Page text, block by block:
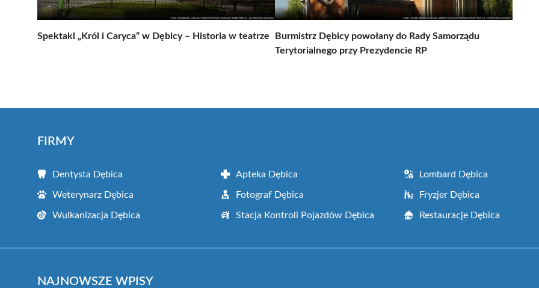
Spektakl „Król i Caryca” w Dębicy – Historia w teatrze
Burmistrz Dębicy powołany do Rady Samorządu
Terytorialnego przy Prezydencie RP
FIRMY
Dentysta Dębica Apteka Dębica Lombard Dębica
Weterynarz Dębica Fotograf Dębica Fryzjer Dębica
Wulkanizacja Dębica Stacja Kontroli Pojazdów Dębica Restauracje Dębica
NAJNOWSZE WPISY